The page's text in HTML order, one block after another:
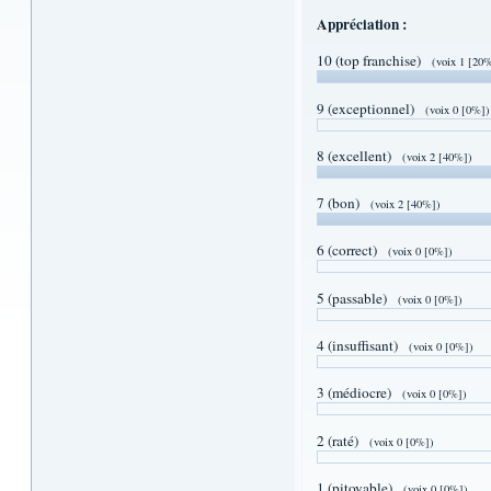
Appréciation :
10 (top franchise) (voix 1
9 (exceptionnel) (voix 0 [0%])
8 (excellent) (voix 2 [40%])
7 (bon) (voix 2 [40%])
6 (correct) (voix 0 [0%])
5 (passable) (voix 0 [0%])
4 (insuffisant) (voix 0 [0%])
3 (médiocre) (voix 0 [0%])
2 (raté) (voix 0 [0%])